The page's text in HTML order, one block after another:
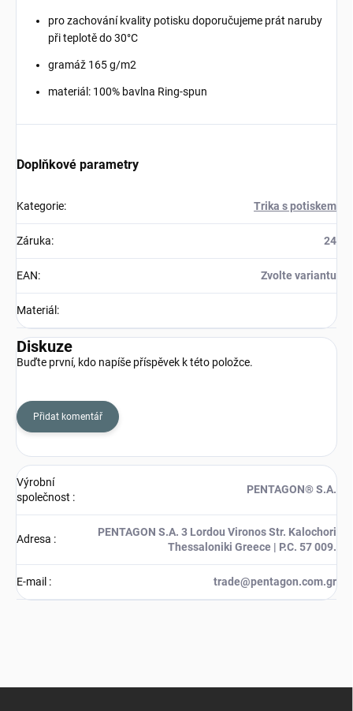
pro zachování kvality potisku doporučujeme prát naruby
při teplotě do 30°C
gramáž 165 g/m2
materiál: 100% bavlna Ring-spun
Doplňkové parametry
Kategorie: Trika s potiskem
Záruka: 24
EAN: Zvolte variantu
Materiál :
Diskuze
Buďte první, kdo napíše příspěvek k této položce.
Přidat komentář
Výrobní
společnost :
PENTAGON® S.A.
Adresa :
PENTAGON S.A. 3 Lordou Vironos Str. Kalochori
Thessaloniki Greece | P.C. 57 009.
E-mail : trade@pentagon.com.gr